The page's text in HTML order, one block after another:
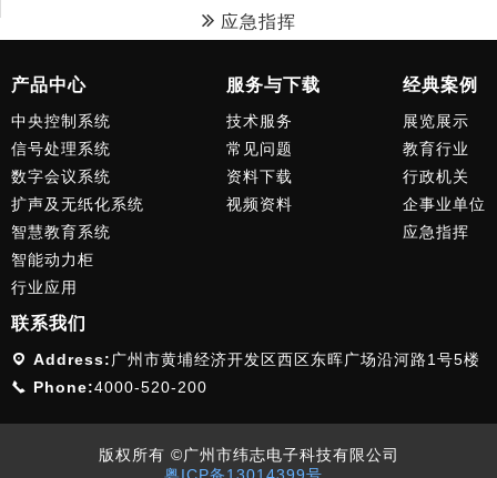
应急指挥
产品中心
中央控制系统
信号处理系统
数字会议系统
扩声及无纸化系统
智慧教育系统
智能动力柜
行业应用
服务与下载
技术服务
常见问题
资料下载
视频资料
经典案例
展览展示
教育行业
行政机关
企事业单位
应急指挥
联系我们
Address: 广州市黄埔经济开发区西区东晖广场沿河路1号5楼
Phone:4000-520-200
版权所有 ©广州市纬志电子科技有限公司
粤ICP备13014399号